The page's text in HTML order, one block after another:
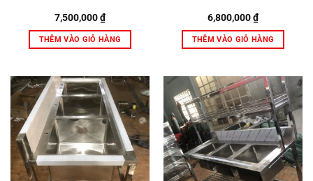
7,500,000₫
THÊM VÀO GIỎ HÀNG
6,800,000₫
THÊM VÀO GIỎ HÀNG